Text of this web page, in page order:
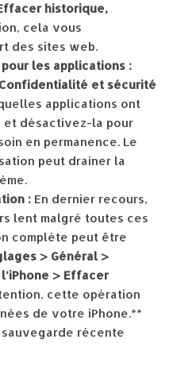
historique,
cela vous
des sites web.
les applications :
et sécurité
applications ont
désactivez-la pour
en permanence. Le
peut drainer la
: En dernier recours,
lent malgré toutes ces
complète peut être
> Général >
> Effacer
cette opération
de votre iPhone.**
récente